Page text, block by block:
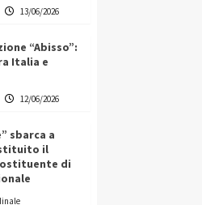
13/06/2026
“Abisso”:
Italia e
12/06/2026
sbarca a
il
di